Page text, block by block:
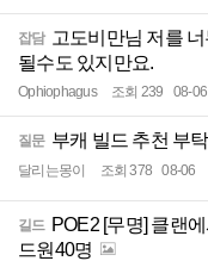
잡담 고도비만님 저를
될수도 있지만요.
Ophiophagus 조회 239 08-06
질문 부캐 빌드 추천 부
달리는몽이 조회 378 08-06
길드 POE2 [무명] 클랜
드원40명